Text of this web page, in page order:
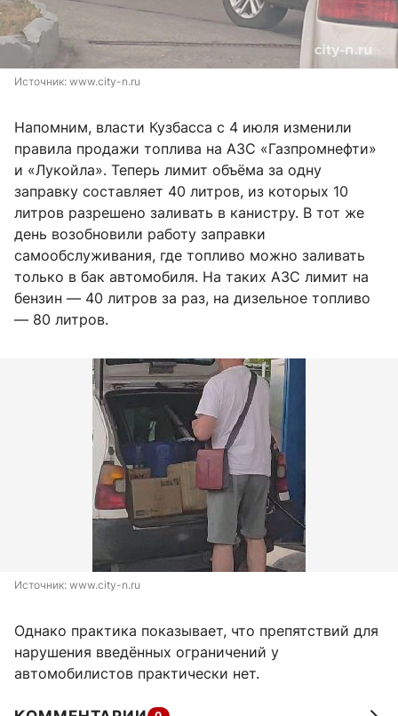
Источник: www.city-n.ru
Напомним, власти Кузбасса с 4 июля изменили
правила продажи топлива на АЗС «Газпромнефти»
и «Лукойла». Теперь лимит объёма за одну
заправку составляет 40 литров, из которых 10
литров разрешено заливать в канистру. В тот же
день возобновили работу заправки
самообслуживания, где топливо можно заливать
только в бак автомобиля. На таких АЗС лимит на
бензин — 40 литров за раз, на дизельное топливо
— 80 литров.
Источник: www.city-n.ru
Однако практика показывает, что препятствий для
нарушения введённых ограничений у
автомобилистов практически нет.